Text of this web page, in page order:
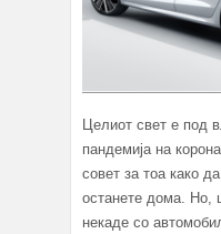
Целиот свет е под
пандемија на
совет за тоа како
останете дома. Но,
некаде со